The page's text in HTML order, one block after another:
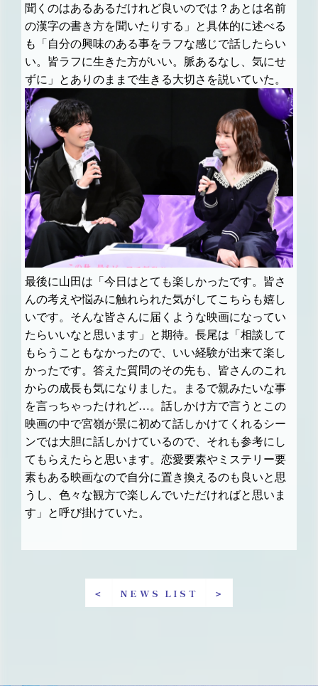
聞くのはあるあるだけれど良いのでは？あとは名前
の漢字の書き方を聞いたりする」と具体的に述べる
も「自分の興味のある事をラフな感じで話したらい
い。皆ラフに生きた方がいい。脈あるなし、気にせ
ずに」とありのままで生きる大切さを説いていた。
最後に山田は「今日はとても楽しかったです。皆さ
んの考えや悩みに触れられた気がしてこちらも嬉し
いです。そんな皆さんに届くような映画になってい
たらいいなと思います」と期待。長尾は「相談して
もらうこともなかったので、いい経験が出来て楽し
かったです。答えた質問のその先も、皆さんのこれ
からの成長も気になりました。まるで親みたいな事
を言っちゃったけれど…。話しかけ方で言うとこの
映画の中で宮嶺が景に初めて話しかけてくれるシー
ンでは大胆に話しかけているので、それも参考にし
てもらえたらと思います。恋愛要素やミステリー要
素もある映画なので自分に置き換えるのも良いと思
うし、色々な観方で楽しんでいただければと思いま
す」と呼び掛けていた。
＜ NEWS LIST ＞